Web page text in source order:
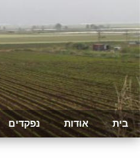
בית אודות נפקדים